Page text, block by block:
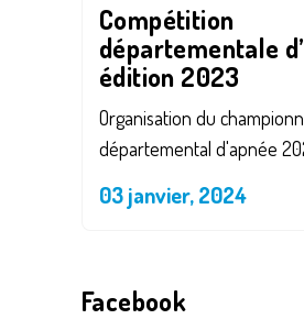
Compétition
départementale
édition 2023
Organisation du
départemental d'apnée
03 janvier, 2024
Facebook